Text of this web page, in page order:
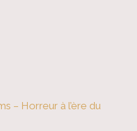
– Horreur à l’ère du